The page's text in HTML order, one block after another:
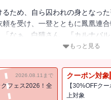
ため、自ら囚われの身となっ
頼を受け、一登とともに鳳凰連
なぁ、白猫さん…『カルナバ
、紅旗幇、翼心会の殺し屋たち
もっと見る
2026.08.11まで
クフェス2026！全
クーポン対象
【30%OFFク
上対象